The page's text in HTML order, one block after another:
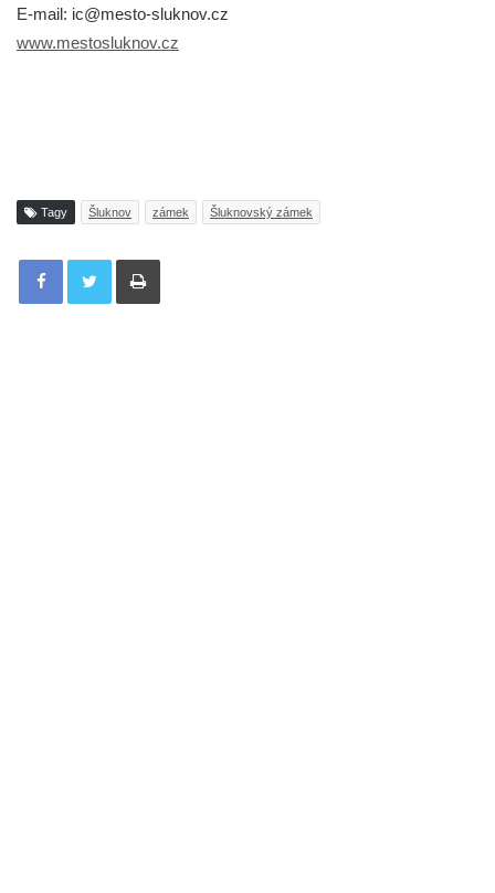
E-mail: ic@mesto-sluknov.cz
www.mestosluknov.cz
Tagy Šluknov zámek Šluknovský zámek
Tisknout